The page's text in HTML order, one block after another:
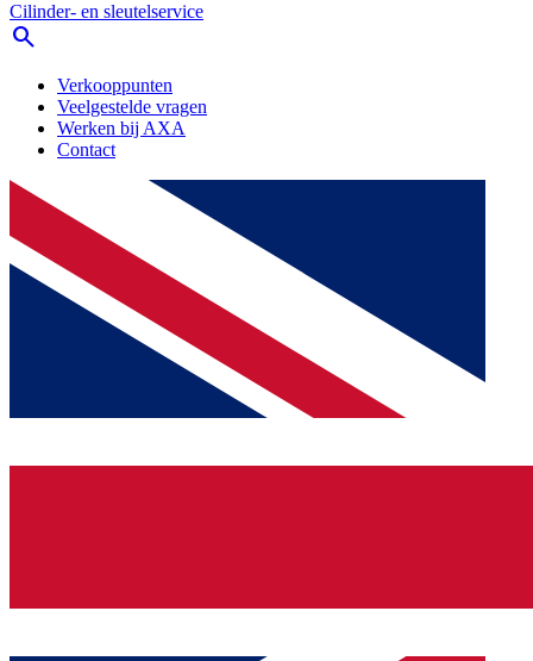
Cilinder- en sleutelservice
search
Verkooppunten
Veelgestelde vragen
Werken bij AXA
Contact